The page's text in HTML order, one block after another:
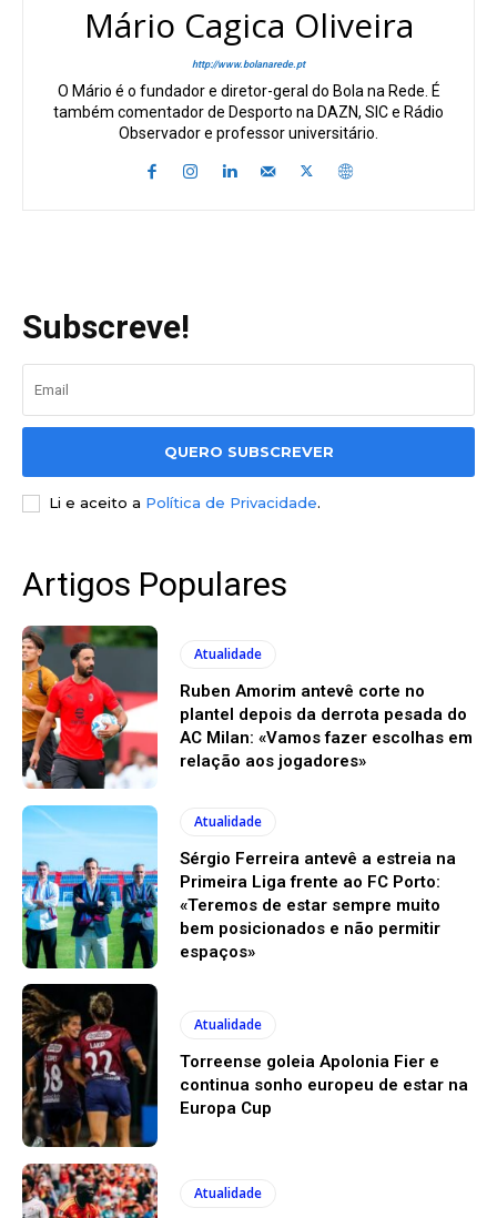
Mário Cagica Oliveira
http://www.bolanarede.pt
O Mário é o fundador e diretor-geral do Bola na Rede. É
também comentador de Desporto na DAZN, SIC e Rádio
Observador e professor universitário.
Subscreve!
QUERO SUBSCREVER
Li e aceito a Política de Privacidade.
Artigos Populares
Atualidade
Ruben Amorim antevê corte no
plantel depois da derrota pesada do
AC Milan: «Vamos fazer escolhas em
relação aos jogadores»
Atualidade
Sérgio Ferreira antevê a estreia na
Primeira Liga frente ao FC Porto:
«Teremos de estar sempre muito
bem posicionados e não permitir
espaços»
Atualidade
Torreense goleia Apolonia Fier e
continua sonho europeu de estar na
Europa Cup
Atualidade